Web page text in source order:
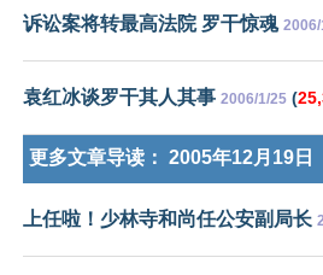
诉讼案将转最高法院 罗干惊魂 2006/
袁红冰谈罗干其人其事 2006/1/25 (
更多文章导读： 2005年12月19日
上任啦！少林寺和尚任公安副局长